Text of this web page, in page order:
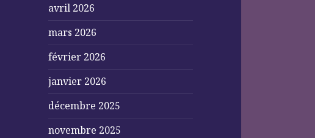
avril 2026
mars 2026
février 2026
janvier 2026
décembre 2025
novembre 2025